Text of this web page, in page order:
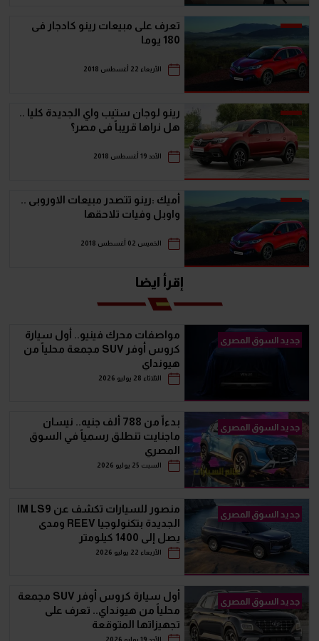
تعرف على مبيعات رينو كادجار فى
180 يوما
الأربعاء 22 أغسطس 2018
رينو لوجان ستيب واي الجديدة كليا ..
هل نراها قريباً فى مصر؟
الأحد 19 أغسطس 2018
أميك :رينو تتصدر مبيعات الاوروبى ..
واوبل وفيات تلاحقها
الخميس 02 أغسطس 2018
إقرأ ايضا
جديد السوق المصرى
مواصفات محرك فينيو.. أول سيارة
كروس أوفر SUV مجمعة محلياً من
هيونداي
الثلاثاء 28 يوليو 2026
جديد السوق المصرى
بدءاً من 788 ألف جنيه.. نيسان
ماجنايت تنطلق رسمياً في السوق
المصري
السبت 25 يوليو 2026
جديد السوق المصرى
منصور للسيارات تكشف عن IM LS9
الجديدة بتكنولوجيا REEV ومدى
يصل إلى 1400 كيلومتر
الأربعاء 22 يوليو 2026
جديد السوق المصرى
أول سيارة كروس أوفر SUV مجمعة
محلياً من هيونداي.. تعرف على
تجهيزاتها المتوقعة
الأحد 19 يوليو 2026